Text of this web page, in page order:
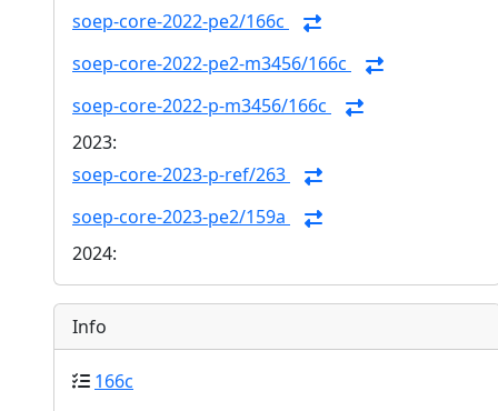
soep-core-2022-pe2/166c
soep-core-2022-pe2-m3456/166c
soep-core-2022-p-m3456/166c
2023:
soep-core-2023-p-ref/263
soep-core-2023-pe2/159a
2024:
Info
166c